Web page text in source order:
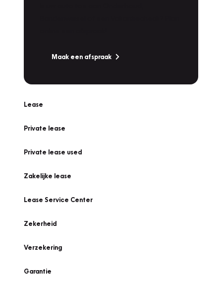
Maak een afspraak
Lease
Private lease
Private lease used
Zakelijke lease
Lease Service Center
Zekerheid
Verzekering
Garantie